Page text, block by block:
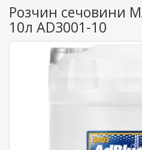
Розчин сечовини
10л AD3001-10